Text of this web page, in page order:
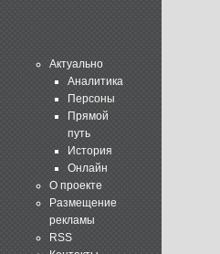
Актуально
Аналитика
Персоны
Прямой
путь
История
Онлайн
О проекте
Размещение
рекламы
RSS